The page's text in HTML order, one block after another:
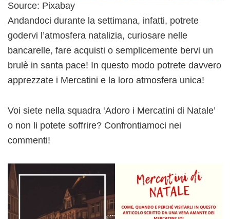
Source: Pixabay
Andandoci durante la settimana, infatti, potrete
godervi l’atmosfera natalizia, curiosare nelle
bancarelle, fare acquisti o semplicemente bervi un
brulè in santa pace! In questo modo potrete davvero
apprezzate i Mercatini e la loro atmosfera unica!
Voi siete nella squadra ‘Adoro i Mercatini di Natale’
o non li potete soffrire? Confrontiamoci nei
commenti!